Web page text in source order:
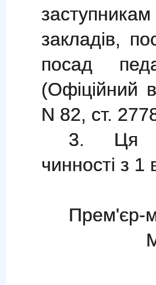
закладів,
посад
(Офіційний
N 82, ст.
3. Ця
чинності з
М.